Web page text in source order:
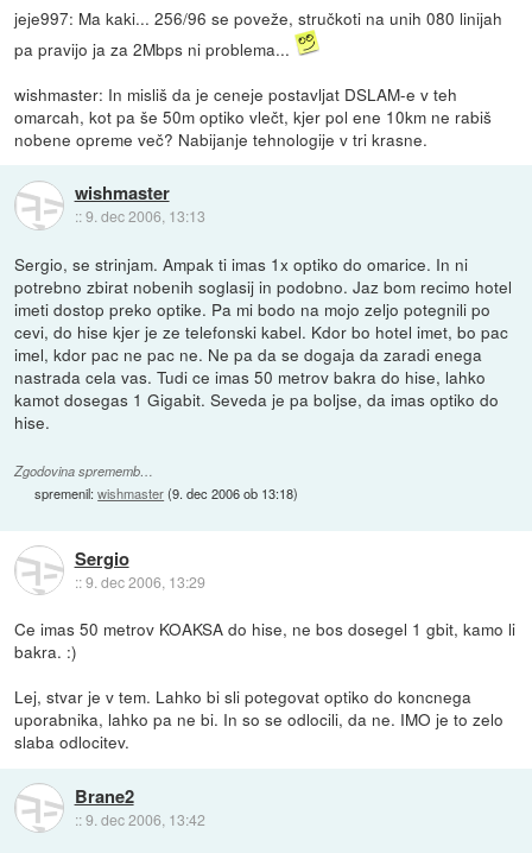
jeje997: Ma kaki... 256/96 se poveže, stručkoti na unih 080 linijah
pa pravijo ja za 2Mbps ni problema...
wishmaster: In misliš da je ceneje postavljat DSLAM-e v teh
omarcah, kot pa še 50m optiko vlečt, kjer pol ene 10km ne rabiš
nobene opreme več? Nabijanje tehnologije v tri krasne.
wishmaster
::9. dec 2006, 13:13
Sergio, se strinjam. Ampak ti imas 1x optiko do omarice. In ni
potrebno zbirat nobenih soglasij in podobno. Jaz bom recimo hotel
imeti dostop preko optike. Pa mi bodo na mojo zeljo potegnili po
cevi, do hise kjer je ze telefonski kabel. Kdor bo hotel imet, bo pac
imel, kdor pac ne pac ne. Ne pa da se dogaja da zaradi enega
nastrada cela vas. Tudi ce imas 50 metrov bakra do hise, lahko
kamot dosegas 1 Gigabit. Seveda je pa boljse, da imas optiko do
hise.
Zgodovina sprememb…
spremenil:wishmaster(9. dec 2006 ob 13:18)
Sergio
::9. dec 2006, 13:29
Ce imas 50 metrov KOAKSA do hise, ne bos dosegel 1 gbit, kamo li
bakra. :)
Lej, stvar je v tem. Lahko bi sli potegovat optiko do koncnega
uporabnika, lahko pa ne bi. In so se odlocili, da ne. IMO je to zelo
slaba odlocitev.
Brane2
::9. dec 2006, 13:42